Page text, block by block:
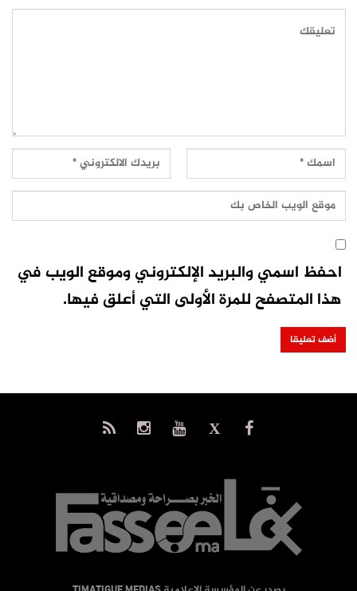
احفظ اسمي والبريد الإلكتروني وموقع الويب في
هذا المتصفح للمرة الأولى التي أعلق فيها.